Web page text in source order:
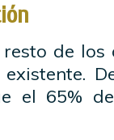
de los
el 65%